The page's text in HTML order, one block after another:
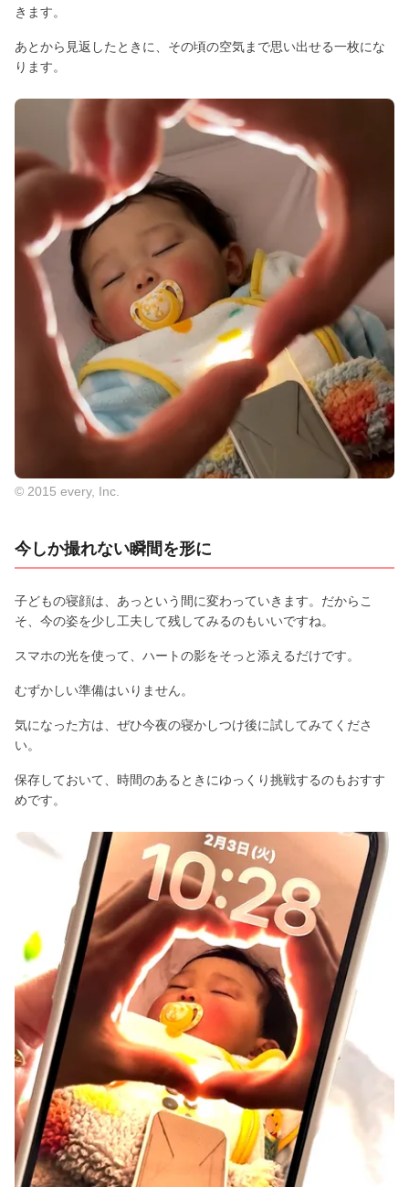
きます。
あとから見返したときに、その頃の空気まで思い出せる一枚にな
ります。
© 2015 every, Inc.
今しか撮れない瞬間を形に
子どもの寝顔は、あっという間に変わっていきます。だからこ
そ、今の姿を少し工夫して残してみるのもいいですね。
スマホの光を使って、ハートの影をそっと添えるだけです。
むずかしい準備はいりません。
気になった方は、ぜひ今夜の寝かしつけ後に試してみてくださ
い。
保存しておいて、時間のあるときにゆっくり挑戦するのもおすす
めです。